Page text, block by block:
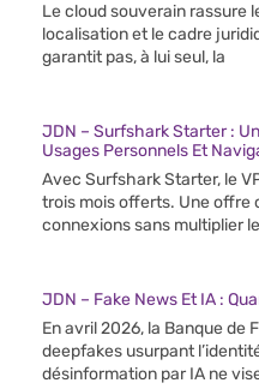
Le cloud souverain rassure
localisation et le cadre
garantit pas, à lui seul, la
JDN – Surfshark Starter :
Usages Personnels Et
Avec Surfshark Starter, le
trois mois offerts. Une offre
connexions sans multiplier
JDN – Fake News Et IA :
En avril 2026, la Banque de
deepfakes usurpant
désinformation par IA ne